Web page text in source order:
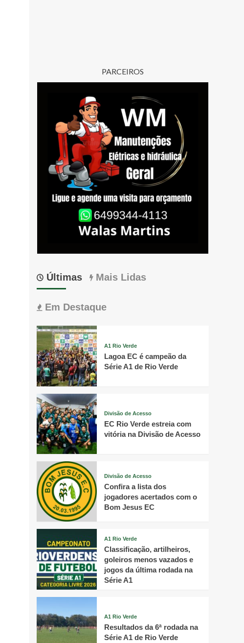
PARCEIROS
Últimas Mais Lidas
Em Destaque
A1 Rio Verde
Lagoa EC é campeão da
Série A1 de Rio Verde
Divisão de Acesso
EC Rio Verde estreia com
vitória na Divisão de Acesso
Divisão de Acesso
Confira a lista dos
jogadores acertados com o
Bom Jesus EC
A1 Rio Verde
Classificação, artilheiros,
goleiros menos vazados e
jogos da última rodada na
Série A1
A1 Rio Verde
Resultados da 6ª rodada na
Série A1 de Rio Verde